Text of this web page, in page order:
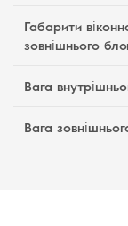
Габарити
зовнішнього
Вага
Вага